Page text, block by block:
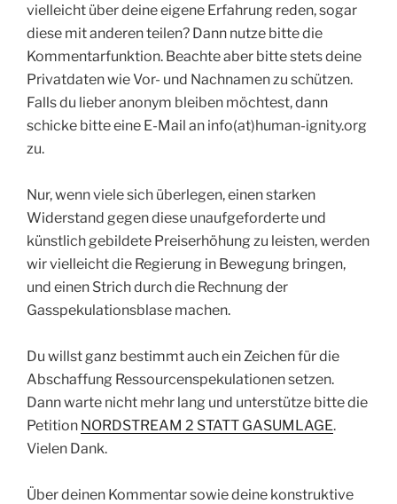
vielleicht über deine eigene Erfahrung reden, sogar
diese mit anderen teilen? Dann nutze bitte die
Kommentarfunktion. Beachte aber bitte stets deine
Privatdaten wie Vor- und Nachnamen zu schützen.
Falls du lieber anonym bleiben möchtest, dann
schicke bitte eine E-Mail an info(at)human-ignity.org
zu.
Nur, wenn viele sich überlegen, einen starken
Widerstand gegen diese unaufgeforderte und
künstlich gebildete Preiserhöhung zu leisten, werden
wir vielleicht die Regierung in Bewegung bringen,
und einen Strich durch die Rechnung der
Gasspekulationsblase machen.
Du willst ganz bestimmt auch ein Zeichen für die
Abschaffung Ressourcenspekulationen setzen.
Dann warte nicht mehr lang und unterstütze bitte die
Petition NORDSTREAM 2 STATT GASUMLAGE.
Vielen Dank.
Über deinen Kommentar sowie deine konstruktive